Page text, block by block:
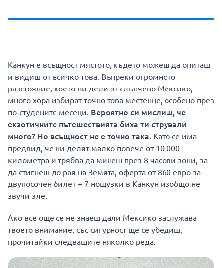
Канкун е всъщност мястото, където можеш да опиташ
и видиш от всичко това. Въпреки огромното
разстояние, което ни дели от слънчево Мексико,
много хора избират точно това местенце, особено през
по-студените месеци. Вероятно си мислиш, че
екзотичните пътешествията биха ти стрували
много? Но всъщност не е точно така. Като се има
предвид, че ни делят малко повече от 10 000
километра и трябва да минеш през 8 часови зони, за
да стигнеш до рая на Земята, оферта от 860 евро за
двупосочен билет + 7 нощувки в Канкун изобщо не
звучи зле.
Ако все още се не знаеш дали Мексико заслужава
твоето внимание, със сигурност ще се убедиш,
прочитайки следващите няколко реда.